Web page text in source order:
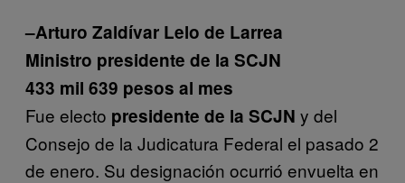
–Arturo Zaldívar Lelo de Larrea
Ministro presidente de la SCJN
433 mil 639 pesos al mes
Fue electo presidente de la SCJN y del
Consejo de la Judicatura Federal el pasado 2
de enero. Su designación ocurrió envuelta en